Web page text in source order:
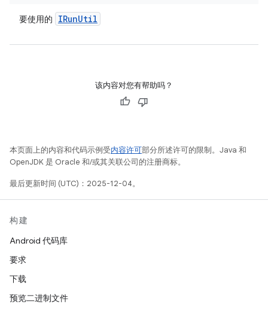
要使用的 IRunUtil
该内容对您有帮助吗？
本页面上的内容和代码示例受内容许可部分所述许可的限制。Java 和
OpenJDK 是 Oracle 和/或其关联公司的注册商标。
最后更新时间 (UTC)：2025-12-04。
构建
Android 代码库
要求
下载
预览二进制文件